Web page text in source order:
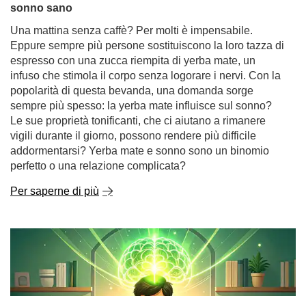
Una mattina senza caffè? Per molti è impensabile.
Eppure sempre più persone sostituiscono la loro tazza di
espresso con una zucca riempita di yerba mate, un
infuso che stimola il corpo senza logorare i nervi. Con la
popolarità di questa bevanda, una domanda sorge
sempre più spesso: la yerba mate influisce sul sonno?
Le sue proprietà tonificanti, che ci aiutano a rimanere
vigili durante il giorno, possono rendere più difficile
addormentarsi? Yerba mate e sonno sono un binomio
perfetto o una relazione complicata?
Per saperne di più